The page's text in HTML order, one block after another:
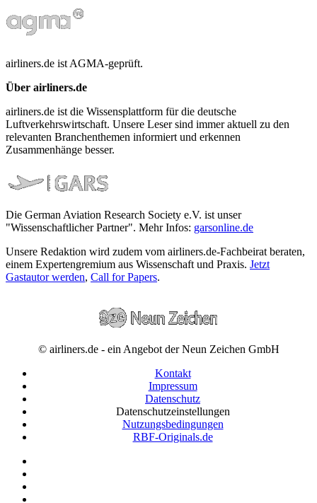
airliners.de ist AGMA-geprüft.
Über airliners.de
airliners.de ist die Wissensplattform für die deutsche
Luftverkehrswirtschaft. Unsere Leser sind immer aktuell zu den
relevanten Branchenthemen informiert und erkennen
Zusammenhänge besser.
Die German Aviation Research Society e.V. ist unser
"Wissenschaftlicher Partner". Mehr Infos: garsonline.de
Unsere Redaktion wird zudem vom airliners.de-Fachbeirat beraten,
einem Expertengremium aus Wissenschaft und Praxis. Jetzt
Gastautor werden, Call for Papers.
© airliners.de - ein Angebot der Neun Zeichen GmbH
Kontakt
Impressum
Datenschutz
Datenschutzeinstellungen
Nutzungsbedingungen
RBF-Originals.de